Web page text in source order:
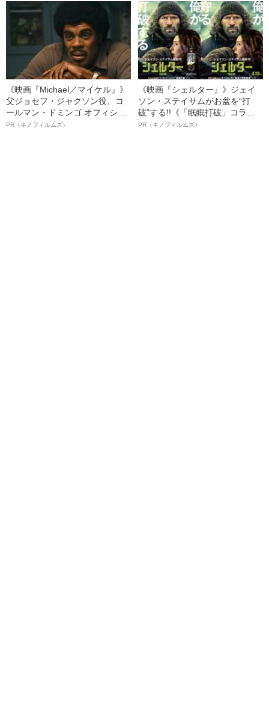
ト”が生み出した徹底ケアとは
《映画『Michael／マイケル』》
父ジョセフ・ジャクソン役、コ
ールマン・ドミンゴ オフィシャ
ルインタビュー“観客を魅了した
PR（キノフィルムズ）
《映画『シェルター』》ジェイ
ソン・ステイサムがお盆を“打
破”する!!《「眠眠打破」コラ
ボ》
PR（キノフィルムズ）